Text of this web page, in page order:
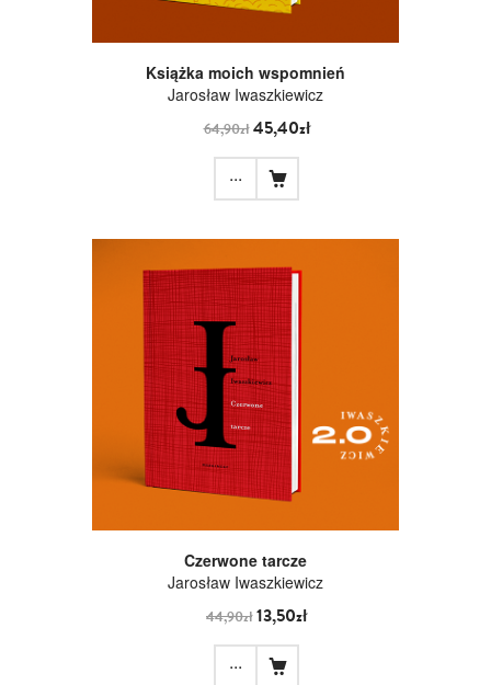
Książka moich wspomnień
Jarosław Iwaszkiewicz
64,90zł45,40zł
...
Czerwone tarcze
Jarosław Iwaszkiewicz
44,90zł13,50zł
...